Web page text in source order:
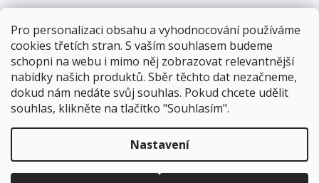
Pro personalizaci obsahu a vyhodnocování používáme
cookies třetích stran. S vaším souhlasem budeme
schopni na webu i mimo něj zobrazovat relevantnější
nabídky našich produktů. Sběr těchto dat nezačneme,
dokud nám nedáte svůj souhlas. Pokud chcete udělit
souhlas, klikněte na tlačítko "Souhlasím".
Nastavení
. Všechna práva vyhrazena.